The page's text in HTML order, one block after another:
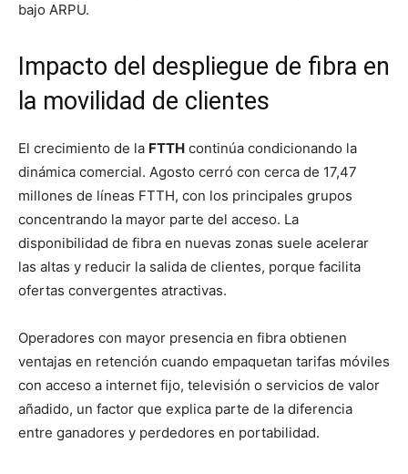
bajo ARPU.
Impacto del despliegue de fibra en
la movilidad de clientes
El crecimiento de la FTTH continúa condicionando la
dinámica comercial. Agosto cerró con cerca de 17,47
millones de líneas FTTH, con los principales grupos
concentrando la mayor parte del acceso. La
disponibilidad de fibra en nuevas zonas suele acelerar
las altas y reducir la salida de clientes, porque facilita
ofertas convergentes atractivas.
Operadores con mayor presencia en fibra obtienen
ventajas en retención cuando empaquetan tarifas móviles
con acceso a internet fijo, televisión o servicios de valor
añadido, un factor que explica parte de la diferencia
entre ganadores y perdedores en portabilidad.